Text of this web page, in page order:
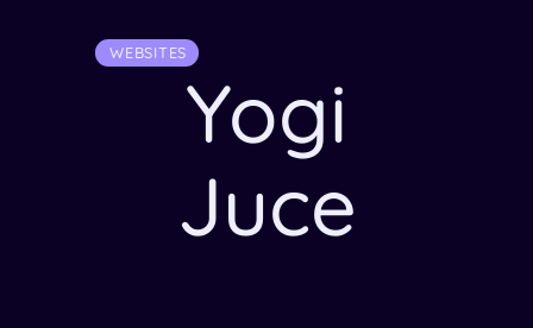
WEBSITES
Yogi
Juce